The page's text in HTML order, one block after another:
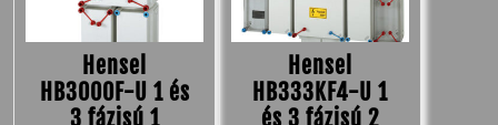
Hensel
HB3000F-U 1 és
3 fázisú 1
Hensel
HB333KF4-U 1
és 3 fázisú 2